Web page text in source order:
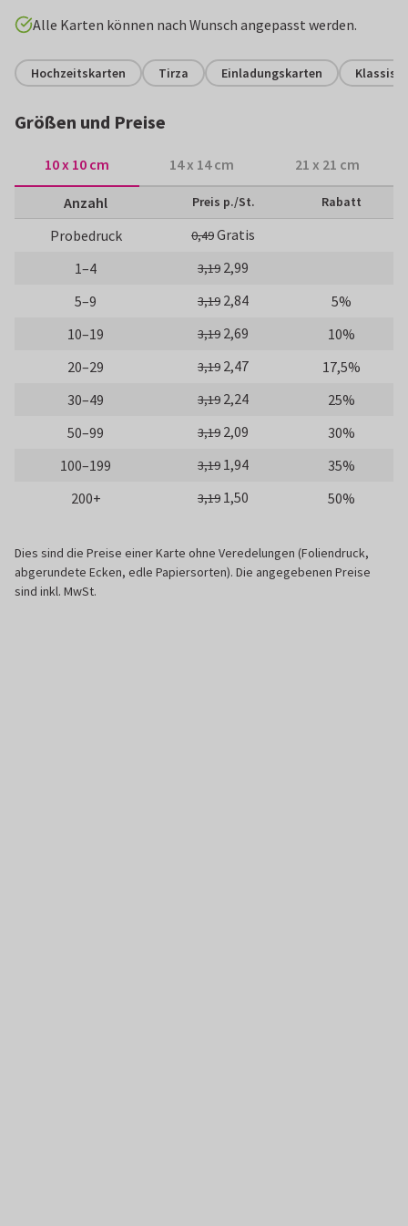
Alle Karten können nach Wunsch angepasst werden.
Hochzeitskarten Tirza Einladungskarten
Größen und Preise
10 x 10 cm 14 x 14 cm 21 x 21 cm
Anzahl Preis p./St. Rabatt
Probedruck 0,49Gratis
1–4
3,19 2,99
5–9
3,19 2,84
5%
10–19
3,19 2,69
10%
20–29
3,19 2,47
17,5%
30–49
3,19 2,24
25%
50–99
3,19 2,09
30%
100–199
3,19 1,94
35%
200+
3,19 1,50 50%
Dies sind die Preise einer Karte ohne Veredelungen (Foliendruck,
abgerundete Ecken, edle Papiersorten). Die angegebenen Preise
sind inkl. MwSt.